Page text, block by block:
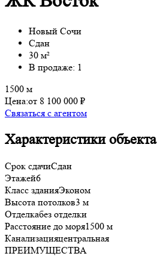
Новый Сочи
Сдан
30 м²
В продаже: 1
1500 м
Цена:от 8 100 000 ₽
Связаться с агентом
Характеристики объекта
Срок сдачиСдан
Этажей6
Класс зданияЭконом
Высота потолков3 м
Отделкабез отделки
Расстояние до моря1500 м
Канализацияцентральная
ПРЕИМУЩЕСТВА